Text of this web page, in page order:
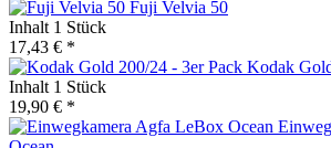
Fuji Velvia 50
Inhalt 1 Stück
17,43 € *
Kodak
Inhalt 1 Stück
19,90 € *